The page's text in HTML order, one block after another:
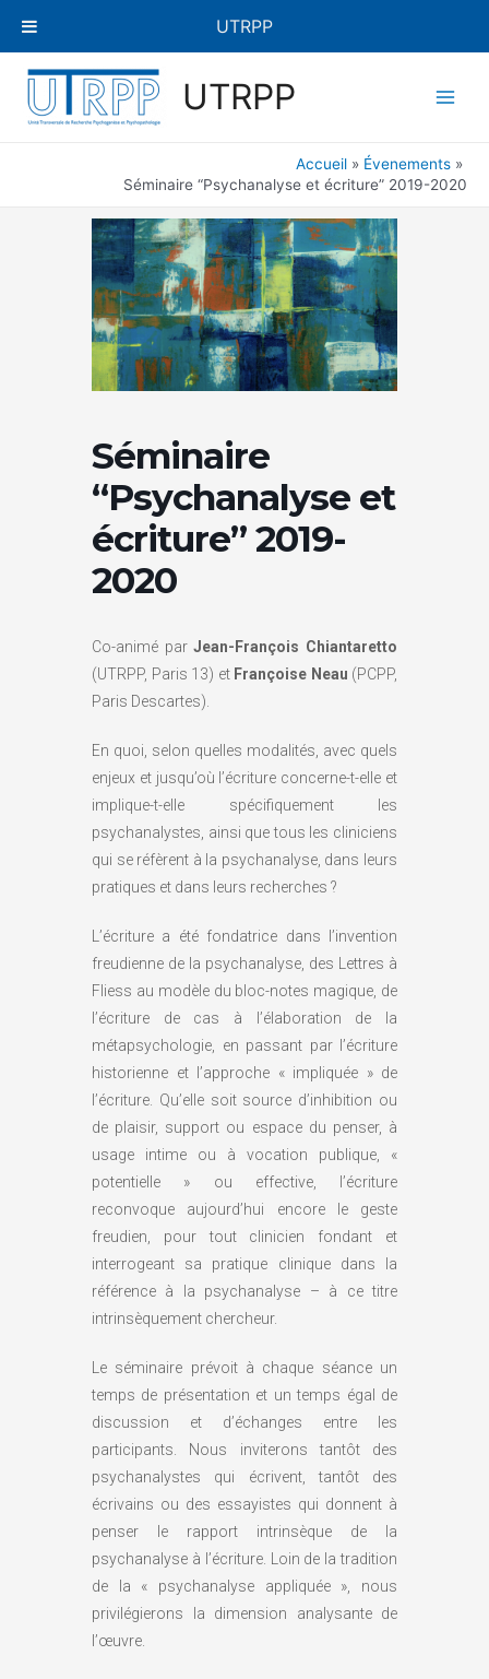
contenu
UTRPP
Accueil
Évenements
Séminaire “Psychanalyse et écriture” 2019-2020
Séminaire
“Psychanalyse et
écriture” 2019-
2020
Co-animé parJean-François Chiantaretto
(UTRPP, Paris 13) et Françoise Neau (PCPP,
Paris Descartes).
En quoi, selon quelles modalités, avec quels
enjeux et jusqu’où l’écriture concerne-t-elle et
implique-t-elle spécifiquement les
psychanalystes, ainsi que tous les cliniciens
qui se réfèrent à la psychanalyse, dans leurs
pratiques et dans leurs recherches ?
L’écriture a été fondatrice dans l’invention
freudienne de la psychanalyse, des Lettres à
Fliess au modèle du bloc-notes magique, de
l’écriture de cas à l’élaboration de la
métapsychologie, en passant par l’écriture
historienne et l’approche « impliquée » de
l’écriture. Qu’elle soit source d’inhibition ou
de plaisir, support ou espace du penser, à
usage intime ou à vocation publique, «
potentielle » ou effective, l’écriture
reconvoque aujourd’hui encore le geste
freudien, pour tout clinicien fondant et
interrogeant sa pratique clinique dans la
référence à la psychanalyse – à ce titre
intrinsèquement chercheur.
Le séminaire prévoit à chaque séance un
temps de présentation et un temps égal de
discussion et d’échanges entre les
participants. Nous inviterons tantôt des
psychanalystes qui écrivent, tantôt des
écrivains ou des essayistes qui donnent à
penser le rapport intrinsèque de la
psychanalyse à l’écriture. Loin de la tradition
de la « psychanalyse appliquée », nous
privilégierons la dimension analysante de
l’œuvre.
UTRPP